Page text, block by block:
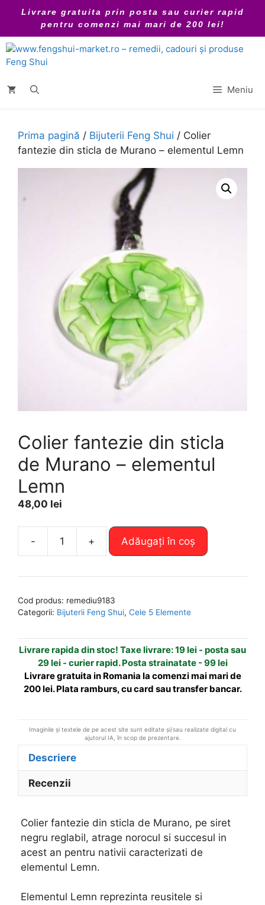
conținut
Livrare gratuita prin posta sau curier rapid
pentru comenzi mai mari de 200 lei!
Meniu
Prima pagină / Bijuterii Feng Shui / Colier
fantezie din sticla de Murano – elementul Lemn
Colier fantezie din sticla
de Murano – elementul
Lemn
48,00 lei
-
Cantitate
fantezie
sticla
Murano
-
elementul
Lemn
+ Adăugați în coș
e
n
t
i
Cod produs: remediu9183
Categorii: Bijuterii Feng Shui, Cele 5 Elemente
Livrare rapida din stoc! Taxe livrare: 19 lei - posta sau
29 lei - curier rapid. Posta strainatate - 99 lei
Livrare gratuita in Romania la comenzi mai mari de
200 lei. Plata ramburs, cu card sau transfer bancar.
Imaginile și textele de pe acest site sunt editate și/sau realizate digital cu
ajutorul IA, în scop de prezentare.
Descriere
Recenzii
Colier fantezie din sticla de Murano, pe siret
negru reglabil, atrage norocul si succesul in
acest an pentru nativii caracterizati de
elementul Lemn.
Elementul Lemn reprezinta reusitele si